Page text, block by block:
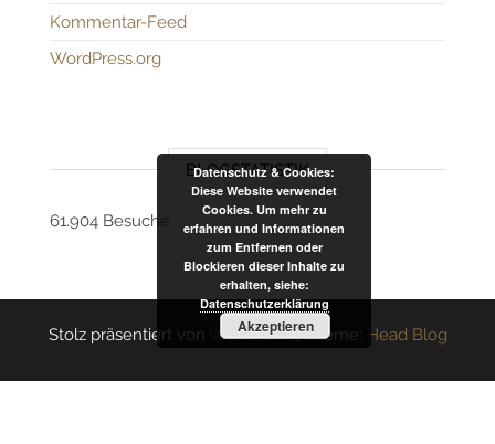
Kommentar-Feed
WordPress.org
BLOGSTATISTIK
61.904 Besuche
Stolz präsentiert von WordPress |Theme: Head Blog
Datenschutz & Cookies:
Diese Website verwendet
Cookies. Um mehr zu
erfahren und Informationen
zum Entfernen oder
Blockieren dieser Inhalte zu
erhalten, siehe:
Datenschutzerklärung
Akzeptieren